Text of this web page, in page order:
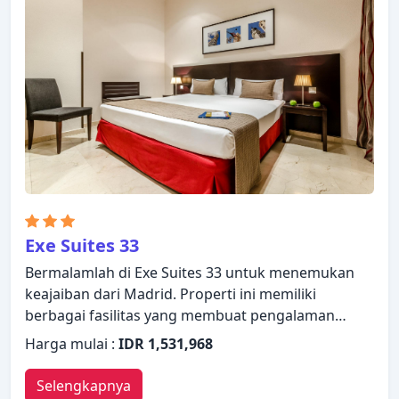
pilihan fasilitas rekreasi. Kemudahan dan
kenyamanan membuat Hotel II Castillas menjadi
pilihan yang sempurna sebagai tempat menginap
Anda di Madrid.
Exe Suites 33
Bermalamlah di Exe Suites 33 untuk menemukan
keajaiban dari Madrid. Properti ini memiliki
berbagai fasilitas yang membuat pengalaman
menginap Anda menyenangkan. WiFi gratis di
semua kamar, resepsionis 24 jam, fasilitas untuk
tamu dengan kebutuhan khusus, penyimpanan
Harga mulai : IDR 1,531,968
Selengkapnya